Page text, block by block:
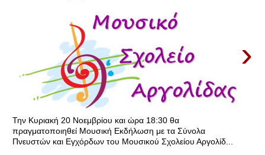
›
Την Κυριακή 20 Νοεμβρίου και ώρα 18:30 θα
πραγματοποιηθεί Μουσική Εκδήλωση με τα Σύνολα
Πνευστών και Εγχόρδων του Μουσικού Σχολείου Αργολίδ...